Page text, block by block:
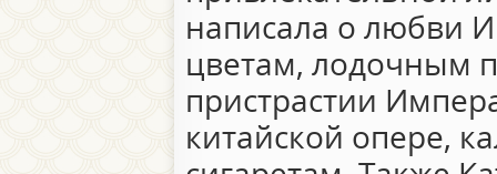
написала о любви
цветам, лодочным
пристрастии
китайской опере,